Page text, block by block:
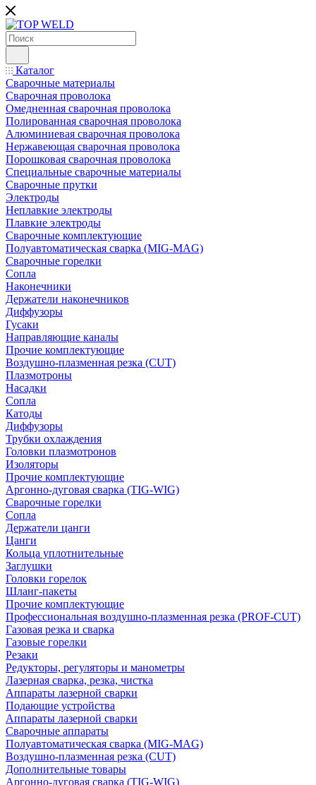
Каталог
Сварочные материалы
Сварочная проволока
Омедненная сварочная проволока
Полированная сварочная проволока
Алюминиевая сварочная проволока
Нержавеющая сварочная проволока
Порошковая сварочная проволока
Специальные сварочные материалы
Сварочные прутки
Электроды
Неплавкие электроды
Плавкие электроды
Сварочные комплектующие
Полуавтоматическая сварка (MIG-MAG)
Сварочные горелки
Сопла
Наконечники
Держатели наконечников
Диффузоры
Гусаки
Направляющие каналы
Прочие комплектующие
Воздушно-плазменная резка (CUT)
Плазмотроны
Насадки
Сопла
Катоды
Диффузоры
Трубки охлаждения
Головки плазмотронов
Изоляторы
Прочие комплектующие
Аргонно-дуговая сварка (TIG-WIG)
Сварочные горелки
Сопла
Держатели цанги
Цанги
Кольца уплотнительные
Заглушки
Головки горелок
Шланг-пакеты
Прочие комплектующие
Профессиональная воздушно-плазменная резка (PROF-CUT)
Газовая резка и сварка
Газовые горелки
Резаки
Редукторы, регуляторы и манометры
Лазерная сварка, резка, чистка
Аппараты лазерной сварки
Подающие устройства
Аппараты лазерной сварки
Сварочные аппараты
Полуавтоматическая сварка (MIG-MAG)
Воздушно-плазменная резка (CUT)
Дополнительные товары
Аргонно-дуговая сварка (TIG-WIG)